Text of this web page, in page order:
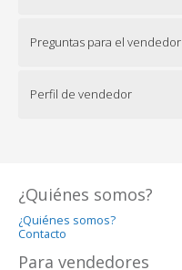
Preguntas para el vendedor
Perfil de vendedor
¿Quiénes somos?
¿Quiénes somos?
Contacto
Para vendedores